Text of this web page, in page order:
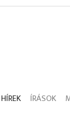
HÍREK ÍRÁSOK